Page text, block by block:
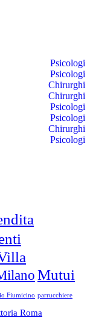
Psicologi
Psicologi
Chirurghi
Chirurghi
Psicologi
Psicologi
Chirurghi
Psicologi
Mutui
Fiumicino parrucchiere
Roma